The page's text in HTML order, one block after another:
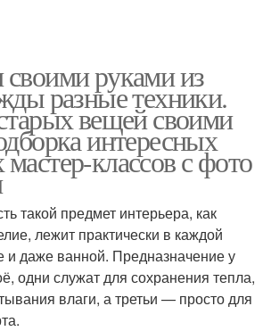
руками из
разные техники.
вещей своими
интересных
классов с фото
такой предмет интерьера, как
лежит практически в каждой
и даже ванной. Предназначение у
одни служат для сохранения тепла,
влаги, а третьи — просто для